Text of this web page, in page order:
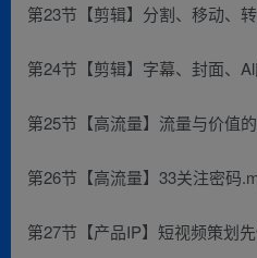
第23节【剪辑】分割、移动、
第24节【剪辑】字幕、封面、
第25节【高流量】流量与价值
第26节【高流量】33关注密码
第27节【产品IP】短视频策划